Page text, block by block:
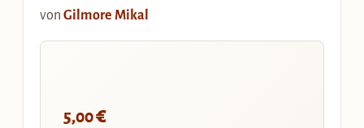
von Gilmore Mikal
5,00€